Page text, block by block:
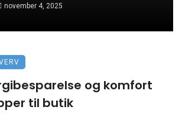
november 4, 2025
og komfort
til butik